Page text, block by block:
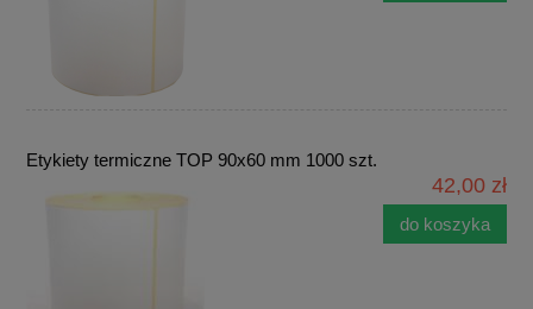
Etykiety termiczne TOP 90x60 mm 1000 szt.
42,00 zł
do koszyka